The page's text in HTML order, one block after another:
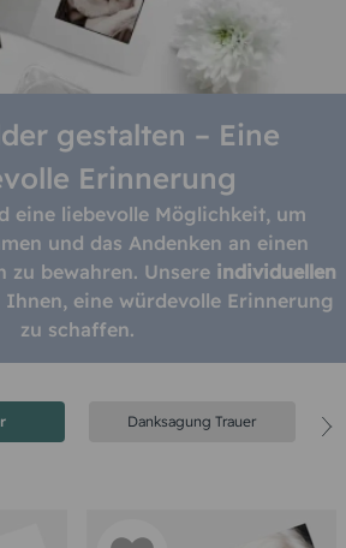
gestalten – Eine
Erinnerung
eine liebevolle Möglichkeit, um
und das Andenken an einen
zu bewahren. Unsere individuellen
eine würdevolle Erinnerung
zu schaffen.
Danksagung Trauer